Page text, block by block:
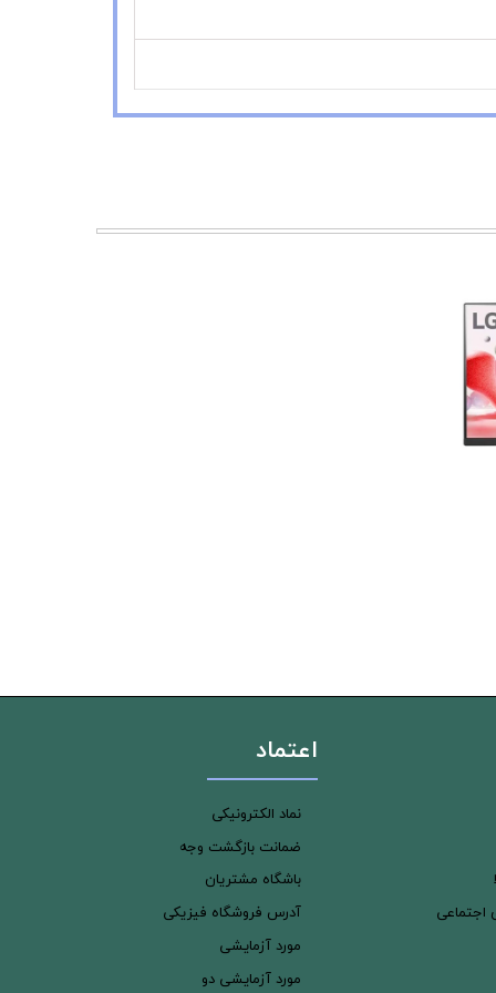
اعتماد
نماد الکترونیکی
ضمانت بازگشت وجه
باشگاه مشتریان
آدرس فروشگاه فیزیکی
مورد آزمایشی
مورد آزمایشی دو
اجتماعی